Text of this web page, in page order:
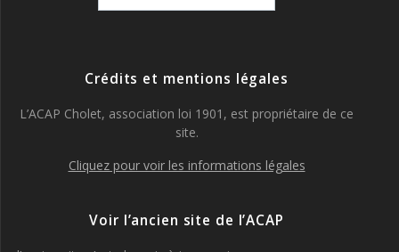
Crédits et mentions légales
L’ACAP Cholet, association loi 1901, est propriétaire de ce
site.
Cliquez pour voir les informations légales
Voir l’ancien site de l’ACAP